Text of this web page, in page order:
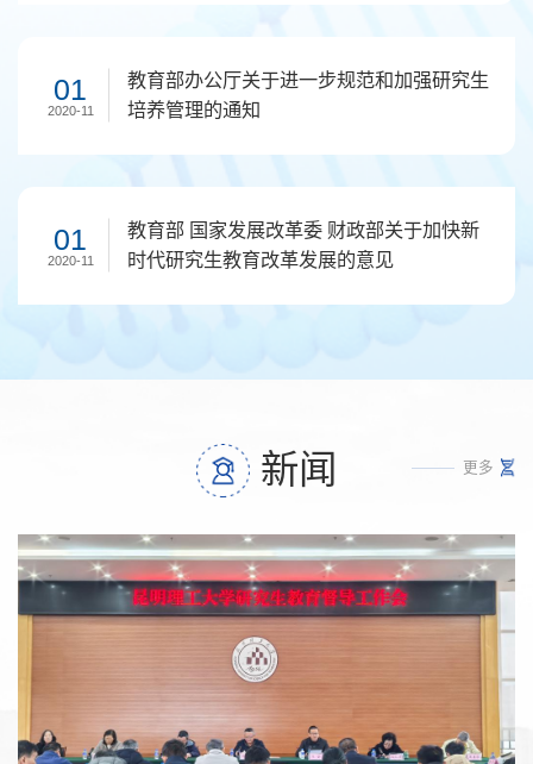
01
2020-11
教育部办公厅关于进一步规范和加强研究生
培养管理的通知
01
2020-11
教育部 国家发展改革委 财政部关于加快新
时代研究生教育改革发展的意见
新闻 更多